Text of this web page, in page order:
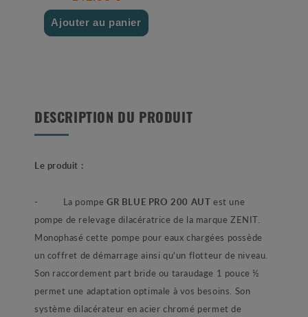
Ajouter au panier
DESCRIPTION DU PRODUIT
Le produit :
- La pompe GR BLUE PRO 200 AUT est une
pompe de relevage dilacératrice de la marque ZENIT.
Monophasé cette pompe pour eaux chargées possède
un coffret de démarrage ainsi qu'un flotteur de niveau.
Son raccordement part bride ou taraudage 1 pouce ½
permet une adaptation optimale à vos besoins. Son
système dilacérateur en acier chromé permet de